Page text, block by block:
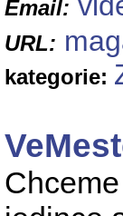
Email:
URL:
kategorie: